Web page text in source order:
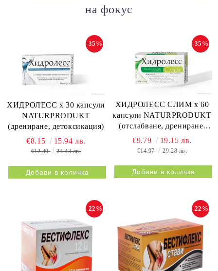
на фокус
ХИДРОЛЕСС х 30 капсули
NATURPRODUKT
(дрениране, детоксикация)
-35%
€8.15 15.94 лв.
€12.49 24.43 лв.
ХИДРОЛЕСС СЛИМ х 60
капсули NATURPRODUKT
(отслабване, дрениране,
метаболизъм)
-35%
€9.79 19.15 лв.
€14.97 29.28 лв.
-22% -22%